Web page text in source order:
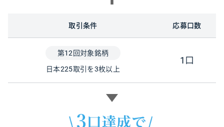
取引条件 応募口数
第12回対象銘柄
日本225取引を3枚以上
1口